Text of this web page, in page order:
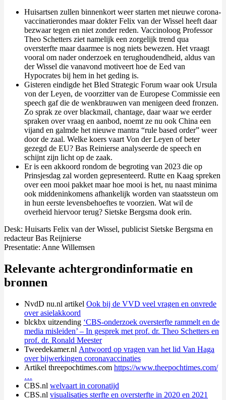
Huisartsen zullen binnenkort weer starten met nieuwe corona-
vaccinatierondes maar dokter Felix van der Wissel heeft daar
bezwaar tegen en niet zonder reden. Vaccinoloog Professor
Theo Schetters ziet namelijk een zorgelijk trend qua
oversterfte maar daarmee is nog niets bewezen. Het vraagt
vooral om nader onderzoek en terughoudendheid, aldus van
der Wissel die vanavond motiveert hoe de Eed van
Hypocrates bij hem in het geding is.
Gisteren eindigde het Bled Strategic Forum waar ook Ursula
von der Leyen, de voorzitter van de Europese Commissie een
speech gaf die de wenkbrauwen van menigeen deed fronzen.
Zo sprak ze over blackmail, chantage, daar waar we eerder
spraken over vraag en aanbod, noemt ze nu ook China een
vijand en galmde het nieuwe mantra “rule based order” weer
door de zaal. Welke koers vaart Von der Leyen of beter
gezegd de EU? Bas Reinierse analyseerde de speech en
schijnt zijn licht op de zaak.
Er is een akkoord rondom de begroting van 2023 die op
Prinsjesdag zal worden gepresenteerd. Rutte en Kaag spreken
over een mooi pakket maar hoe mooi is het, nu naast minima
ook middeninkomens afhankelijk worden van staatssteun om
in hun eerste levensbehoeftes te voorzien. Wat wil de
overheid hiervoor terug? Sietske Bergsma dook erin.
Desk: Huisarts Felix van der Wissel, publicist Sietske Bergsma en
redacteur Bas Reijnierse
Presentatie: Anne Willemsen
Relevante achtergrondinformatie en
bronnen
NvdD nu.nl artikel Ook bij de VVD veel vragen en onvrede
over asielakkoord
blckbx uitzending ‘CBS-onderzoek oversterfte rammelt en de
media misleiden’ – In gesprek met prof. dr. Theo Schetters en
prof. dr. Ronald Meester
Tweedekamer.nl Antwoord op vragen van het lid Van Haga
over bijwerkingen coronavaccinaties
Artikel threepochtimes.com https://www.theepochtimes.com/
…
CBS.nl welvaart in coronatijd
CBS.nl visualisaties sterfte en oversterfte in 2020 en 2021